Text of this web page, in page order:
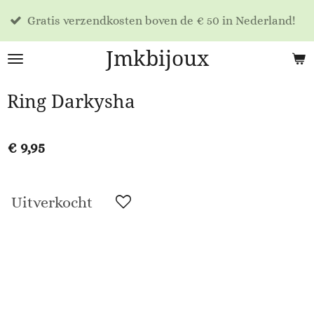
Ga
de
Jmkbijoux
verzendkosten boven de € 50 in Nederland!
Ring Darkysha
€ 9,95
Uitverkocht